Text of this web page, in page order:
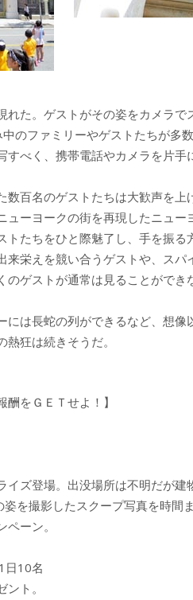
た。ゲストがその姿をカメラで
のファミリーやゲストたちが多
べく、携帯電話やカメラを片手
百名のゲストたちは大歓声を上
ーヨークの街を再現したニュー
たちをひと際魅了し、手を振る
栄えを競い合うゲストや、スパ
ゲストが通常は見ることができ
は長蛇の列ができるなど、想像
狂は続きそうだ。
をＧＥＴせよ！】
ズ登場。出没場所は不明だが建
を撮影したスクープ写真を時間
ーン。
日10名
ト。